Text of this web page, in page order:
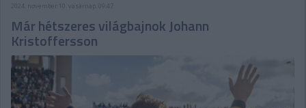
2024. november 10. vasárnap, 09:47
Már hétszeres világbajnok Johann
Kristoffersson